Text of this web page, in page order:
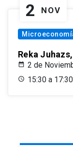
2 NOV
Reka
2 de
15:30 a 17:30